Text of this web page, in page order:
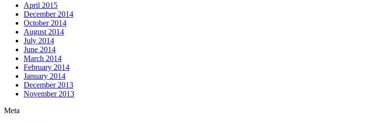
April 2015
December 2014
October 2014
August 2014
July 2014
June 2014
March 2014
February 2014
January 2014
December 2013
November 2013
Meta